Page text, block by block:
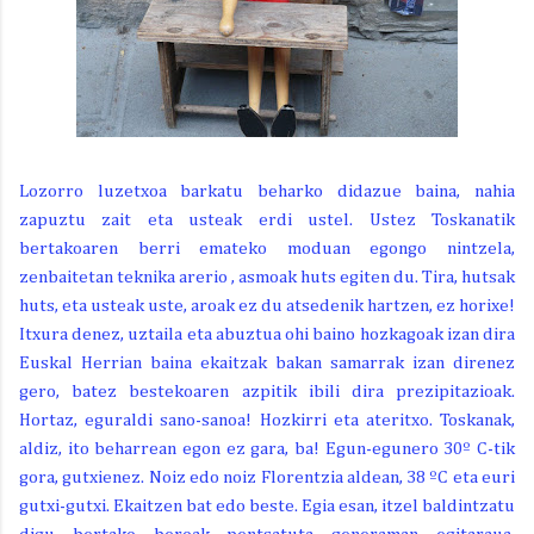
Lozorro luzetxoa barkatu beharko didazue baina, nahia
zapuztu zait eta usteak erdi ustel. Ustez Toskanatik
bertakoaren berri emateko moduan egongo nintzela,
zenbaitetan teknika arerio , asmoak huts egiten du. Tira, hutsak
huts, eta usteak uste, aroak ez du atsedenik hartzen, ez horixe!
Itxura denez, uztaila eta abuztua ohi baino hozkagoak izan dira
Euskal Herrian baina ekaitzak bakan samarrak izan direnez
gero, batez bestekoaren azpitik ibili dira prezipitazioak.
Hortaz, eguraldi sano-sanoa! Hozkirri eta ateritxo. Toskanak,
aldiz, ito beharrean egon ez gara, ba! Egun-egunero 30º C-tik
gora, gutxienez. Noiz edo noiz Florentzia aldean, 38 ºC eta euri
gutxi-gutxi. Ekaitzen bat edo beste. Egia esan, itzel baldintzatu